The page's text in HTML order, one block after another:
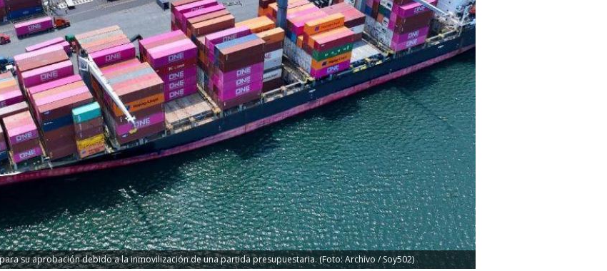
su aprobación debido a la inmovilización de una partida presupuestaria. (Foto: Archivo / Soy502)